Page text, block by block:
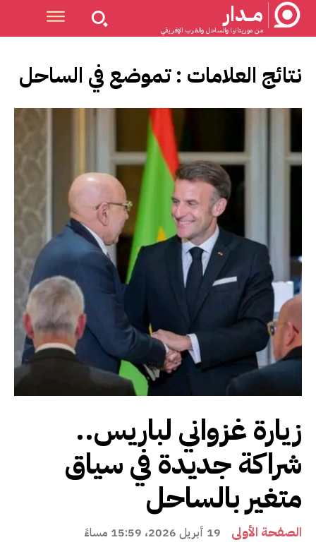
مــدار
من موريتانيا والساحل والغرب الإفريقي
نتائج العلامات :تموضع في الساحل
زيارة غزواني لباريس..
شراكة جديدة في سياق
متغير بالساحل
الصفحة الأولى 19 أبريل 2026، 15:59 مساءً